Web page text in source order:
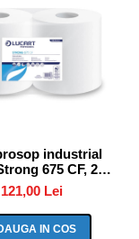
industrial
675 CF, 236
2 straturi
121,00 Lei
IN COS